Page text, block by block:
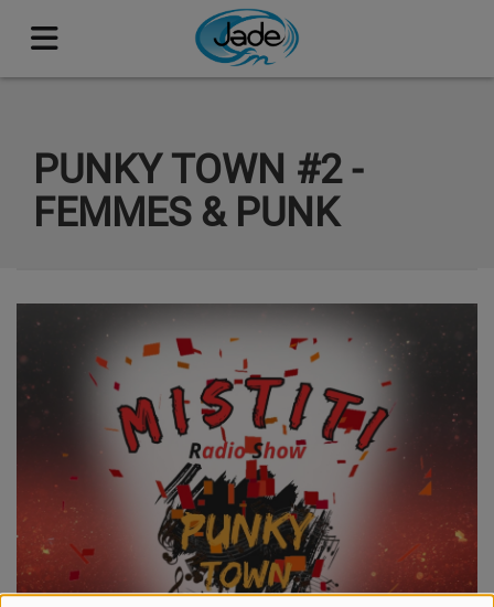
PUNKY TOWN #2 -
FEMMES & PUNK